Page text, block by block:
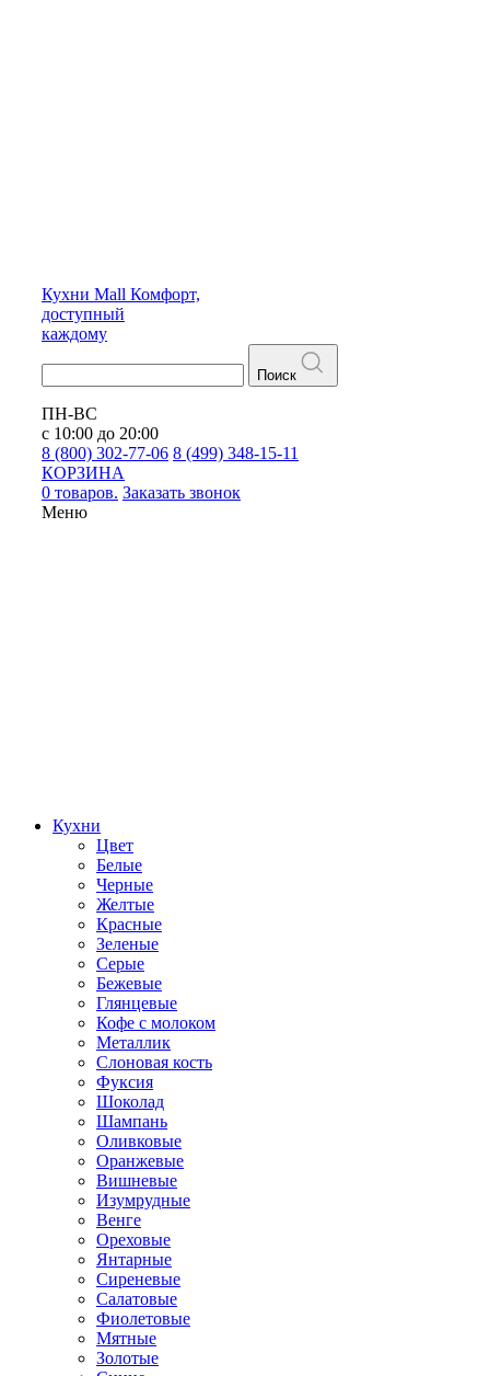
Кухни Mall Комфорт,
доступный
каждому
Поиск
ПН-ВС
с 10:00 до 20:00
8 (800) 302-77-06 8 (499) 348-15-11
КОРЗИНА
0 товаров. Заказать звонок
Меню
Кухни
Цвет
Белые
Черные
Желтые
Красные
Зеленые
Серые
Бежевые
Глянцевые
Кофе с молоком
Металлик
Слоновая кость
Фуксия
Шоколад
Шампань
Оливковые
Оранжевые
Вишневые
Изумрудные
Венге
Ореховые
Янтарные
Сиреневые
Салатовые
Фиолетовые
Мятные
Золотые